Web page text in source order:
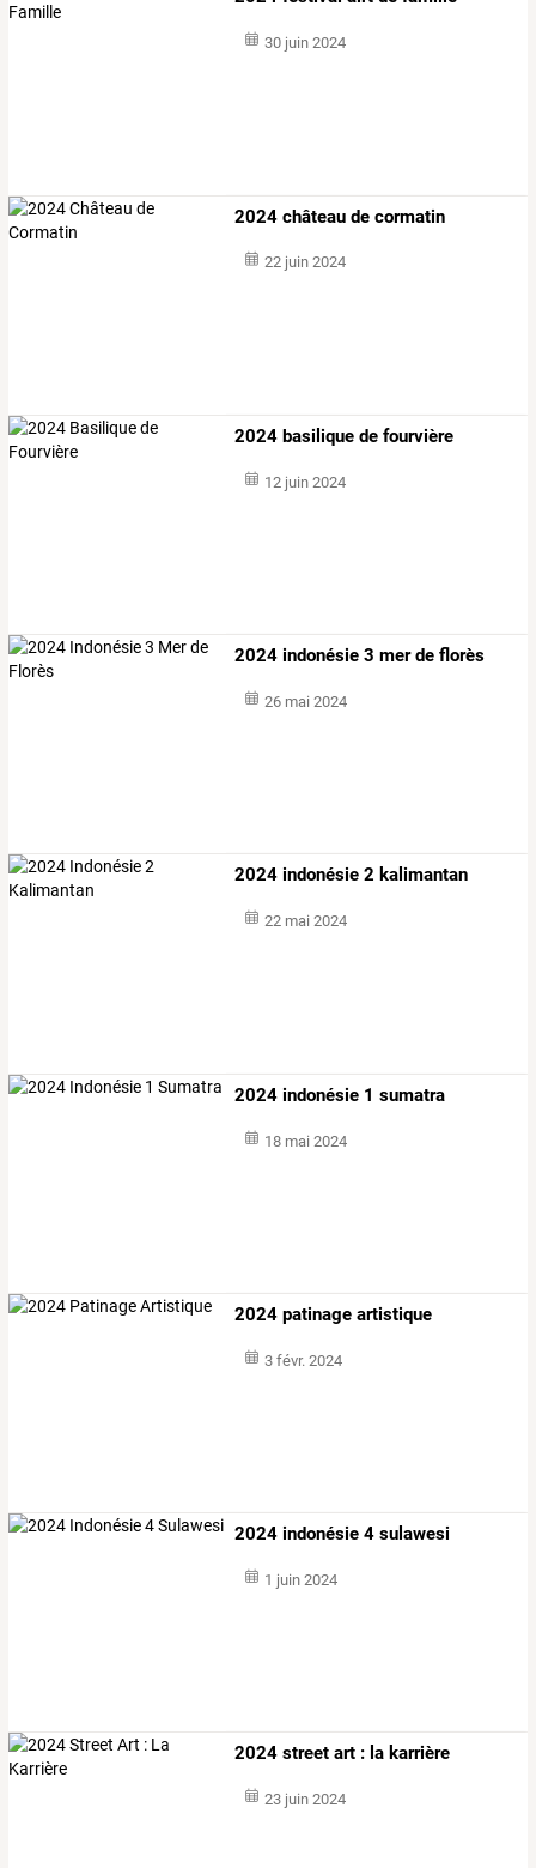
30 juin 2024
2024 château de cormatin
22 juin 2024
2024 basilique de fourvière
12 juin 2024
2024 indonésie 3 mer de florès
26 mai 2024
2024 indonésie 2 kalimantan
22 mai 2024
2024 indonésie 1 sumatra
18 mai 2024
2024 patinage artistique
3 févr. 2024
2024 indonésie 4 sulawesi
1 juin 2024
2024 street art : la karrière
23 juin 2024